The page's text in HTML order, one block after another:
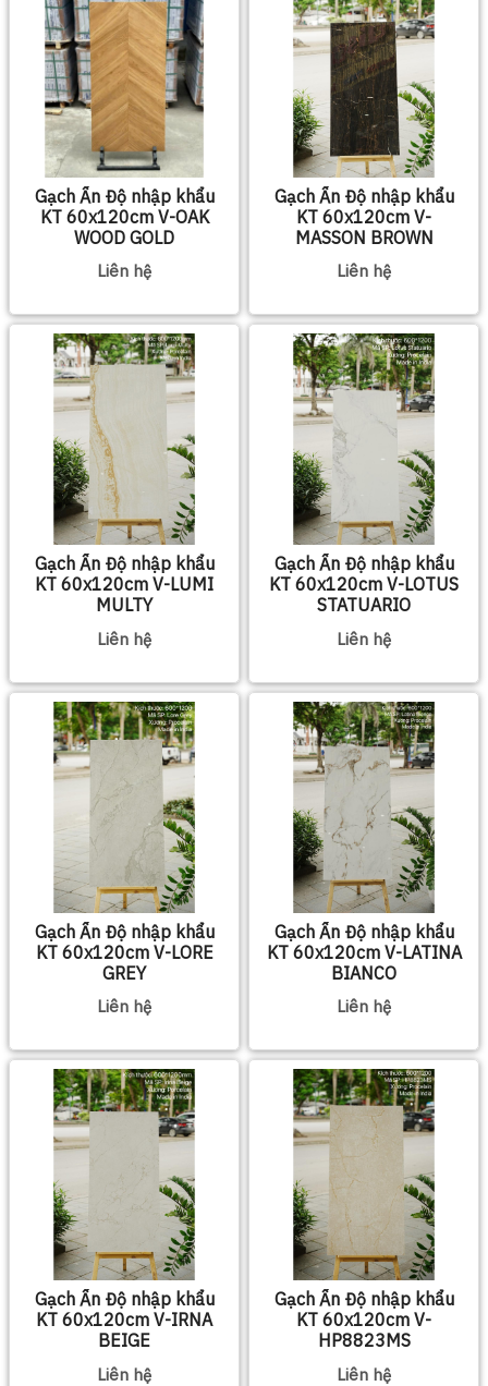
Gạch Ấn Độ nhập khẩu
KT 60x120cm V-OAK
WOOD GOLD
Liên hệ
Gạch Ấn Độ nhập khẩu
KT 60x120cm V-
MASSON BROWN
Liên hệ
Gạch Ấn Độ nhập khẩu
KT 60x120cm V-LUMI
MULTY
Liên hệ
Gạch Ấn Độ nhập khẩu
KT 60x120cm V-LOTUS
STATUARIO
Liên hệ
Gạch Ấn Độ nhập khẩu
KT 60x120cm V-LORE
GREY
Liên hệ
Gạch Ấn Độ nhập khẩu
KT 60x120cm V-LATINA
BIANCO
Liên hệ
Gạch Ấn Độ nhập khẩu
KT 60x120cm V-IRNA
BEIGE
Liên hệ
Gạch Ấn Độ nhập khẩu
KT 60x120cm V-
HP8823MS
Liên hệ